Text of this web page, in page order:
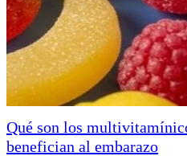
Qué son los
benefician al embarazo